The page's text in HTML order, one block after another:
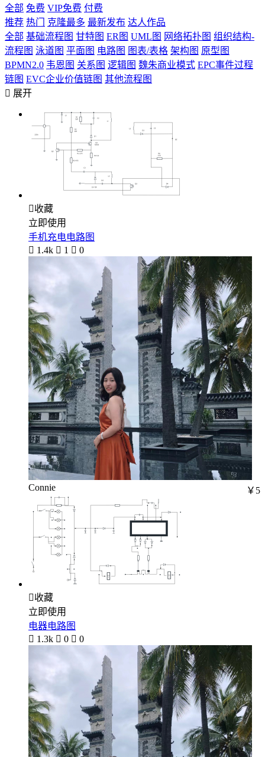
全部 免费 VIP免费 付费
推荐 热门 克隆最多 最新发布 达人作品
全部 基础流程图 甘特图 ER图 UML图 网络拓扑图 组织结构-
流程图 泳道图 平面图 电路图 图表/表格 架构图 原型图
BPMN2.0 韦恩图 关系图 逻辑图 魏朱商业模式 EPC事件过程
链图 EVC企业价值链图 其他流程图
 展开
收藏
立即使用
手机充电电路图
 1.4k  1  0
Connie ￥5
收藏
立即使用
电器电路图
 1.3k  0  0